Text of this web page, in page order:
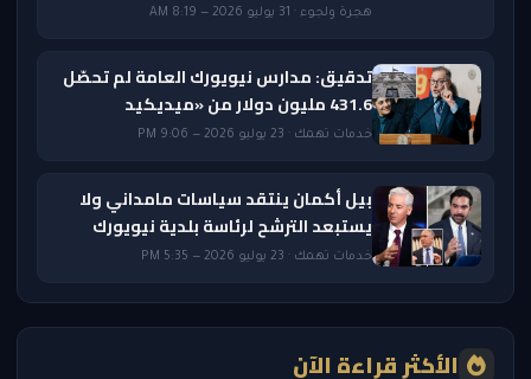
هجرة ولجوء · 31 يوليو 2026 — 8:19 AM
تدقيق: مدارس نيويورك العامة لم تحصّل
431.6 مليون دولار من «ميديكيد
خدمات تهمك · 23 يوليو 2026 — 9:06 PM
بيل أكمان ينتقد سياسات مامداني ولا
يستبعد الترشح لرئاسة بلدية نيويورك
خدمات تهمك · 23 يوليو 2026 — 5:35 PM
الأكثر قراءة الآن